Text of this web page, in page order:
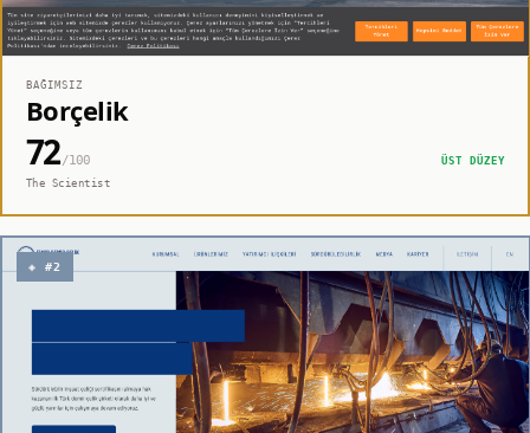
BAĞIMSIZ
Borçelik
72/100
ÜST DÜZEY
The Scientist
◈ #2